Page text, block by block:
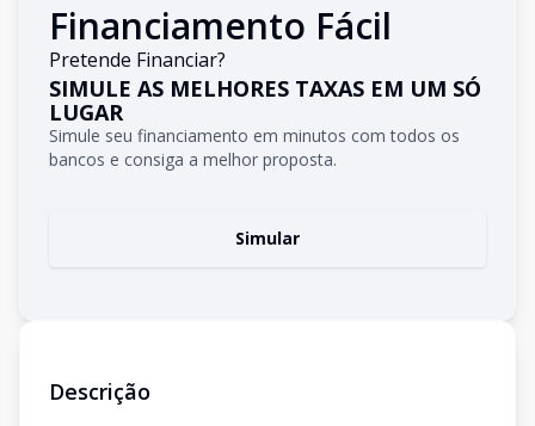
Financiamento Fácil
Pretende Financiar?
SIMULE AS MELHORES TAXAS EM UM SÓ
LUGAR
Simule seu financiamento em minutos com todos os
bancos e consiga a melhor proposta.
Simular
Descrição